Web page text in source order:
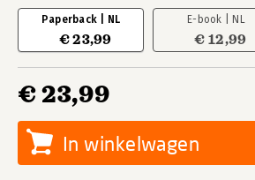
Paperback | NL
€ 23,99
E-book | NL
€ 12,99
€ 23,99
In winkelwagen